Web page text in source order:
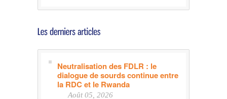
Neutralisation des FDLR : le
dialogue de sourds continue entre
la RDC et le Rwanda
Août 05, 2026